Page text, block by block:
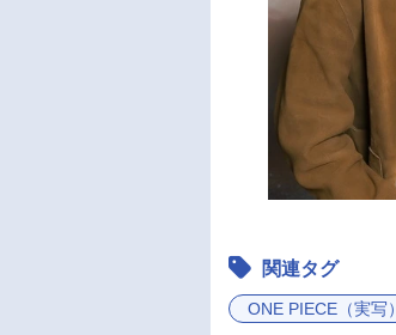
関連タグ
ONE PIECE（実写）